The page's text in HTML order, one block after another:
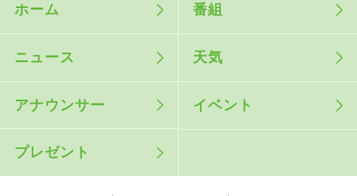
ホーム 番組
ニュース 天気
アナウンサー イベント
プレゼント